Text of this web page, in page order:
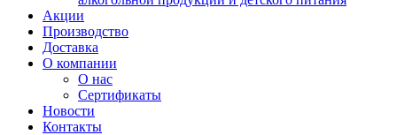
Акции
Производство
Доставка
О компании
О нас
Сертификаты
Новости
Контакты